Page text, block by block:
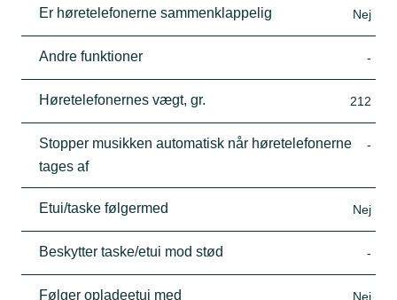
Er høretelefonerne sammenklappelig Nej
Andre funktioner -
Høretelefonernes vægt, gr. 212
Stopper musikken automatisk når høretelefonerne
tages af
-
Etui/taske følgermed Nej
Beskytter taske/etui mod stød -
Følger opladeetui med Nej